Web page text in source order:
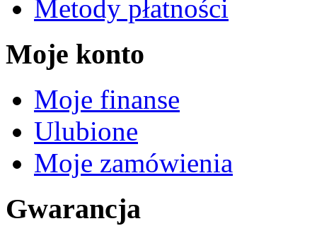
Metody płatności
Moje konto
Moje finanse
Ulubione
Moje zamówienia
Gwarancja